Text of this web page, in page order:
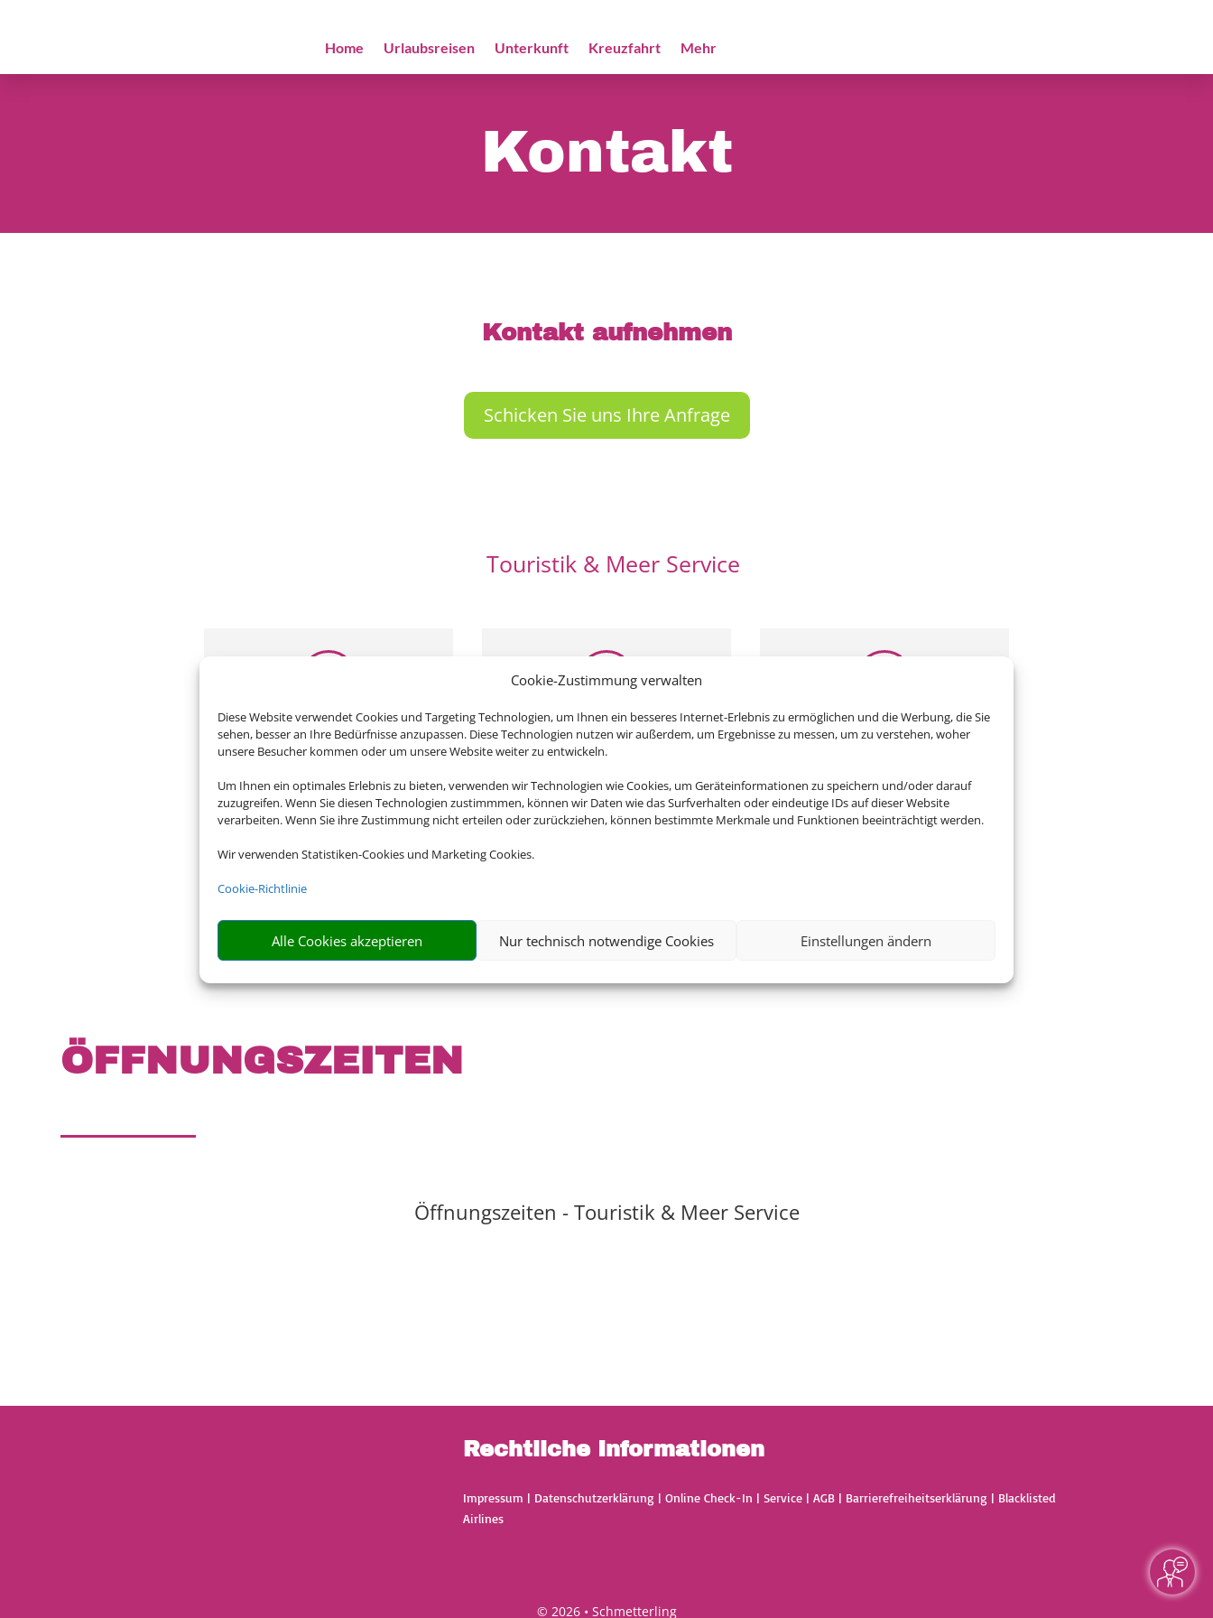
Cookie-Zustimmung verwalten
Diese Website verwendet Cookies und Targeting Technologien, um Ihnen ein besseres Internet-Erlebnis zu ermöglichen und die Werbung, die Sie
sehen, besser an Ihre Bedürfnisse anzupassen. Diese Technologien nutzen wir außerdem, um Ergebnisse zu messen, um zu verstehen, woher
unsere Besucher kommen oder um unsere Website weiter zu entwickeln.
Um Ihnen ein optimales Erlebnis zu bieten, verwenden wir Technologien wie Cookies, um Geräteinformationen zu speichern und/oder darauf
zuzugreifen. Wenn Sie diesen Technologien zustimmmen, können wir Daten wie das Surfverhalten oder eindeutige IDs auf dieser Website
verarbeiten. Wenn Sie ihre Zustimmung nicht erteilen oder zurückziehen, können bestimmte Merkmale und Funktionen beeinträchtigt werden.
Wir verwenden Statistiken-Cookies und Marketing Cookies.
Cookie-Richtlinie
Alle Cookies akzeptieren Nur technisch notwendige Cookies Einstellungen ändern
Home Urlaubsreisen Unterkunft Kreuzfahrt Mehr
Kontakt
Kontakt aufnehmen
Schicken Sie uns Ihre Anfrage
Touristik & Meer Service
Adresse
Marktplatz 14
D-96106 Ebern
Rufen Sie uns an Schreiben Sie uns eine Email
ÖFFNUNGS­ZEITEN
Öffnungszeiten - Touristik & Meer Service
Rechtliche Informationen
Impressum | Datenschutzerklärung | Online Check-In | Service| AGB| Barrierefreiheitserklärung | Blacklisted
Airlines
© 2026 • Schmetterling